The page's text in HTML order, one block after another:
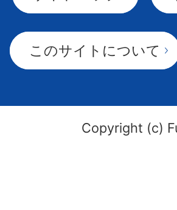
このサイトについて
Copyright (c)